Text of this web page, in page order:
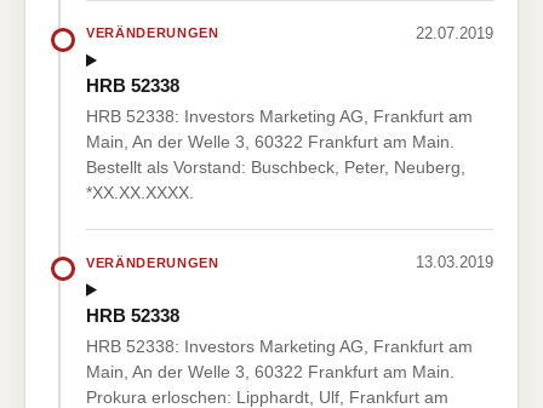
VERÄNDERUNGEN 22.07.2019
HRB 52338
HRB 52338: Investors Marketing AG, Frankfurt am
Main, An der Welle 3, 60322 Frankfurt am Main.
Bestellt als Vorstand: Buschbeck, Peter, Neuberg,
*XX.XX.XXXX.
VERÄNDERUNGEN 13.03.2019
HRB 52338
HRB 52338: Investors Marketing AG, Frankfurt am
Main, An der Welle 3, 60322 Frankfurt am Main.
Prokura erloschen: Lipphardt, Ulf, Frankfurt am